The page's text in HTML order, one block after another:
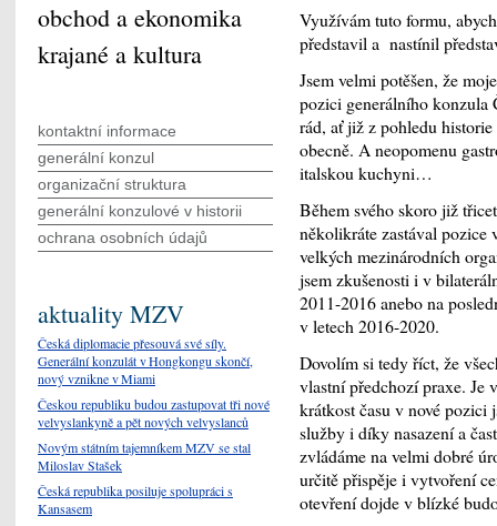
Využívám tuto formu,
představil a nastínil
Jsem velmi potěšen, že
pozici generálního
rád, ať již z pohledu
obecně. A neopomenu
italskou kuchyni…
Během svého skoro již
několikráte zastával pozice
velkých mezinárodních
jsem zkušenosti i v
2011-2016 anebo na
v letech 2016-2020.
Dovolím si tedy říct, že
vlastní předchozí praxe. Je
krátkost času v nové pozici
služby i díky nasazení a
zvládáme na velmi dobré
určitě přispěje i vytvoření
otevření dojde v blízké
obchod a ekonomika
krajané a kultura
kontaktní informace
generální konzul
organizační struktura
generální konzulové v historii
ochrana osobních údajů
aktuality MZV
Česká diplomacie přesouvá své síly.
Generální konzulát v Hongkongu skončí,
nový vznikne v Miami
Českou republiku budou zastupovat tři nové
velvyslankyně a pět nových velvyslanců
Novým státním tajemníkem MZV se stal
Miloslav Stašek
Česká republika posiluje spolupráci s
Kansasem